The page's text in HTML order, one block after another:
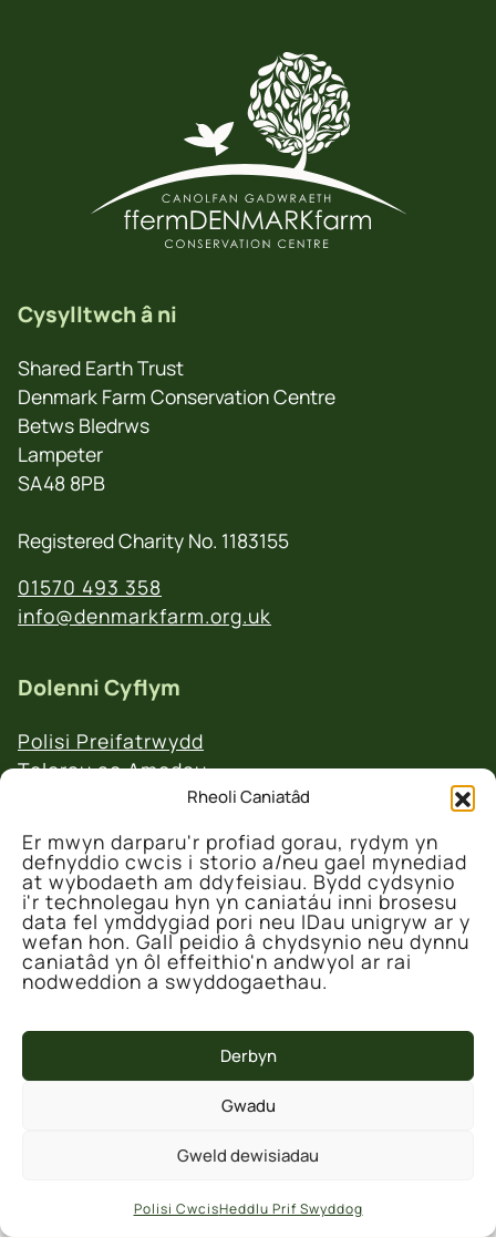
Rheoli Caniatâd
Er mwyn darparu'r profiad gorau, rydym yn
defnyddio cwcis i storio a/neu gael mynediad
at wybodaeth am ddyfeisiau. Bydd cydsynio
i'r technolegau hyn yn caniatáu inni brosesu
data fel ymddygiad pori neu IDau unigryw ar y
wefan hon. Gall peidio â chydsynio neu dynnu
caniatâd yn ôl effeithio'n andwyol ar rai
nodweddion a swyddogaethau.
Derbyn
Gwadu
Gweld dewisiadau
Polisi CwcisHeddlu Prif Swyddog
Cysylltwch â ni
Shared Earth Trust
Denmark Farm Conservation Centre
Betws Bledrws
Lampeter
SA48 8PB
Registered Charity No. 1183155
01570 493 358
info@denmarkfarm.org.uk
Dolenni Cyflym
Polisi Preifatrwydd
Telerau ac Amodau
Polisi Ad-daliadau a Dychweliadau
© 2026 Canolfan Gadwraeth Fferm Denmarc
gan Lywodraeth y DU drwy Gronfa Ffyniant
Gyffredin y DU a weinyddir gan dim Cynnal y
Cardi ar ran Cyngor Sir Ceredigion.